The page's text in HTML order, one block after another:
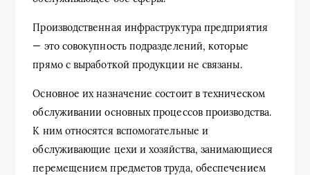
Производственная инфраструктура предприятия
— это совокупность подразделений, которые
прямо с выработкой продукции не связаны.
Основное их назначение состоит в техническом
обслуживании основных процессов производства.
К ним относятся вспомогательные и
обслуживающие цехи и хозяйства, занимающиеся
перемещением предметов труда, обеспечением